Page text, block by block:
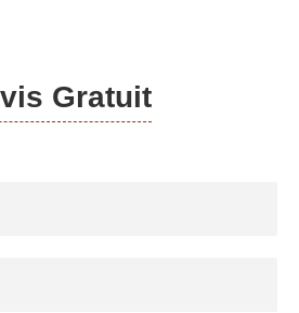
Gratuit